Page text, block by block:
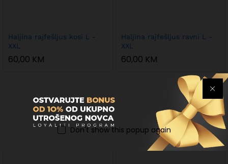
Haljina rajfešljus kosi L -
XXL
60,00 KM
Haljina rajfešljus ravni L -
XXL
60,00 KM
Don't show this popup again